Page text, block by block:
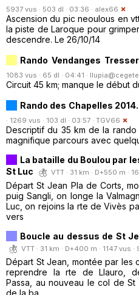
5937 vus · 503 dl · 03:36 · alex66
Ascension du pic neoulous en
la piste de Laroque pour
descendre. Le 26/10/14
Rando Vendanges
1083 vus · 65 dl · 04:41 ·
Circuit 45 km; manque le début
Rando des Chapelles
· 1269 vus · 103 dl · 03:57 · TGV66
Descriptif du 35 km de la rando
magnifique parcours avec
La bataille du Boulou par
St Luc
VTT · 31 km · D+550 m ·
Départ St Jean Pla de Corts,
puig Sangli, on longe la
Luc, on rejoins la rte de Vivès
vers
Boucle au dessus de St
VTT · 31 km · D+400 m · 1147 vus ·
Départ St Jean, montée par les
reprendre la rte de Llauro,
Passa, au nouveau le col de
de la ba